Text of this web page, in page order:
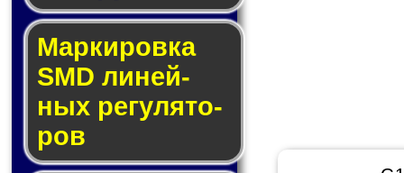
Маркировка
SMD ли­ней­
ных ре­гу­ля­то­
ров